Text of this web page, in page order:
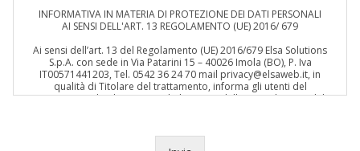
INFORMATIVA IN MATERIA DI PROTEZIONE DEI DATI PERSONALI
AI SENSI DELL'ART. 13 REGOLAMENTO (UE) 2016/ 679
Ai sensi dell’art. 13 del Regolamento (UE) 2016/679 Elsa Solutions
S.p.A. con sede in Via Patarini 15 – 40026 Imola (BO), P. Iva
IT00571441203, Tel. 0542 36 24 70 mail privacy@elsaweb.it, in
qualità di Titolare del trattamento, informa gli utenti del
trattamento dei dati personali derivante dalla compilazione del
Il titolare del trattamento è Elsa Solutions S.p.A. con sede in Via
Patarini 15 – 40026 Imola (BO), P. Iva IT00571441203, Tel. 0542 36